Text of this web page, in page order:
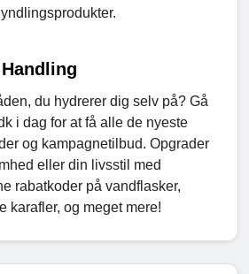
du hydrerer dig selv på? Gå
i dag for at få alle de nyeste
og kampagnetilbud. Opgrader
eller din livsstil med
rabatkoder på vandflasker,
karafler, og meget mere!